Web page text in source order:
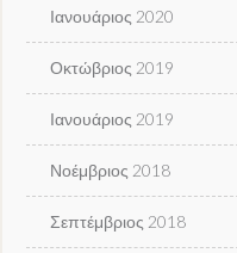
Ιανουάριος 2020
Οκτώβριος 2019
Ιανουάριος 2019
Νοέμβριος 2018
Σεπτέμβριος 2018